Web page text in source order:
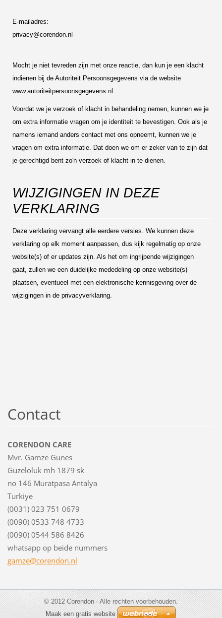
E-mailadres:
privacy@corendon.nl
Mocht je niet tevreden zijn met onze reactie, dan kun je een klacht
indienen bij de Autoriteit Persoonsgegevens via de website
www.autoriteitpersoonsgegevens.nl
Voordat we je verzoek of klacht in behandeling nemen, kunnen we je
om extra informatie vragen om je identiteit te bevestigen. Ook als je
namens iemand anders contact met ons opneemt, kunnen we je
vragen om extra informatie. Dat doen we om er zeker van te zijn dat
je gerechtigd bent zo'n verzoek of klacht in te dienen.
WIJZIGINGEN IN DEZE
VERKLARING
Deze verklaring vervangt alle eerdere versies. We kunnen deze
verklaring op elk moment aanpassen, dus kijk regelmatig op onze
website(s) of er updates zijn. Als het om ingrijpende wijzigingen
gaat, zullen we een duidelijke mededeling op onze website(s)
plaatsen, eventueel met een elektronische kennisgeving over de
wijzigingen in de privacyverklaring.
Contact
CORENDON CARE
Mvr. Gamze Gunes
Guzeloluk mh 1879 sk
no 146 Muratpasa Antalya
Turkiye
(0031) 023 751 0679
(0090) 0533 748 4733
(0090) 0544 586 8426
whatsapp op beide nummers
gamze@corendon.nl
© 2012 Corendon - Alle rechten voorbehouden.
Maak een gratis website